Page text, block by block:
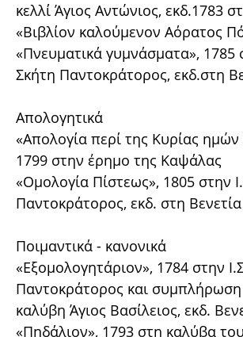
κελλί Άγιος Αντώνιος, εκδ.1783
«Βιβλίον καλούμενον Αόρατος
«Πνευματικά γυμνάσματα», 1785
Σκήτη Παντοκράτορος, εκδ.στη
Απολογητικά
«Απολογία περί της Κυρίας
1799 στην έρημο της Καψάλας
«Ομολογία Πίστεως», 1805 στην
Παντοκράτορος, εκδ. στη
Ποιμαντικά - κανονικά
«Εξομολογητάριον», 1784 στην
Παντοκράτορος και
καλύβη Άγιος Βασίλειος, εκδ.
«Πηδάλιον», 1793 στη καλύβα